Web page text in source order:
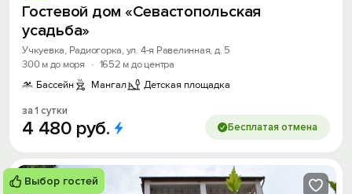
Гостевой дом «Севастопольская
усадьба»
Учкуевка, Радиогорка, ул. 4-я Равелинная, д. 5
300 м до моря
· 1652 м до центра
Бассейн
Мангал Детская площадка
за 1 сутки
4 480 руб. Бесплатая отмена
Выбор гостей